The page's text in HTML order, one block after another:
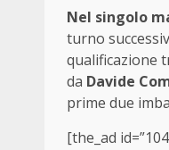
Nel singolo
turno
qualificazione
da Davide
prime due
[the_ad